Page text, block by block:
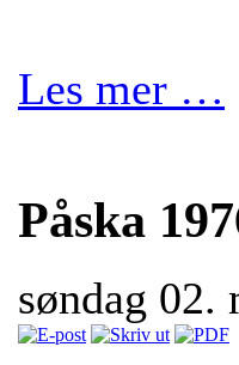
Les mer …
Påska
søndag 02.